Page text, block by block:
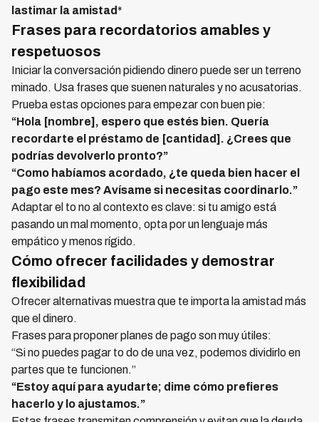
lastimar la amistad*
Frases para recordatorios amables y
respetuosos
Iniciar la conversación pidiendo dinero puede ser un terreno
minado. Usa frases que suenen naturales y no acusatorias.
Prueba estas opciones para empezar con buen pie:
“Hola [nombre], espero que estés bien. Quería
recordarte el préstamo de [cantidad]. ¿Crees que
podrías devolverlo pronto?”
“Como habíamos acordado, ¿te queda bien hacer el
pago este mes? Avísame si necesitas coordinarlo.”
Adaptar el to no al contexto es clave: si tu amigo está
pasando un mal momento, opta por un lenguaje más
empático y menos rígido.
Cómo ofrecer facilidades y demostrar
flexibilidad
Ofrecer alternativas muestra que te importa la amistad más
que el dinero.
Frases para proponer planes de pago son muy útiles:
“Si no puedes pagar to do de una vez, podemos dividirlo en
partes que te funcionen.”
“Estoy aquí para ayudarte; dime cómo prefieres
hacerlo y lo ajustamos.”